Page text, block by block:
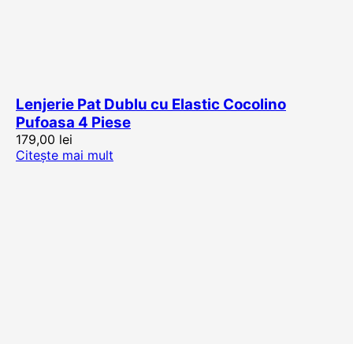
Lenjerie Pat Dublu cu Elastic Cocolino
Pufoasa 4 Piese
179,00 lei
Citește mai mult